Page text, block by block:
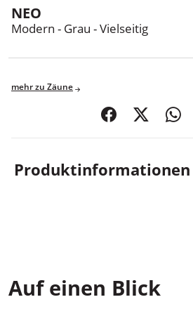
Holzland Mahl
NEO
Modern - Grau - Vielseitig
mehr zu Zäune
teilen posten
Produktinformationen
Auf einen Blick